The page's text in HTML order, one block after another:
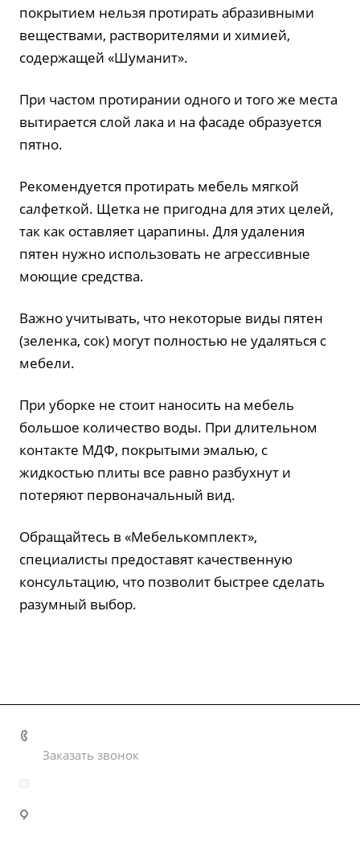
покрытием нельзя протирать абразивными
веществами, растворителями и химией,
содержащей «Шуманит».
При частом протирании одного и того же места
вытирается слой лака и на фасаде образуется
пятно.
Рекомендуется протирать мебель мягкой
салфеткой. Щетка не пригодна для этих целей,
так как оставляет царапины. Для удаления
пятен нужно использовать не агрессивные
моющие средства.
Важно учитывать, что некоторые виды пятен
(зеленка, сок) могут полностью не удаляться с
мебели.
При уборке не стоит наносить на мебель
большое количество воды. При длительном
контакте МДФ, покрытыми эмалью, с
жидкостью плиты все равно разбухнут и
потеряют первоначальный вид.
Обращайтесь в «Мебелькомплект»,
специалисты предоставят качественную
консультацию, что позволит быстрее сделать
разумный выбор.
Заказать звонок